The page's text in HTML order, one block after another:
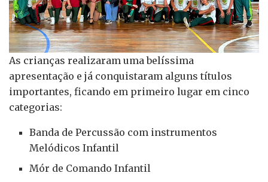
As crianças realizaram uma belíssima
apresentação e já conquistaram alguns títulos
importantes, ficando em primeiro lugar em cinco
categorias:
Banda de Percussão com instrumentos
Melódicos Infantil
Mór de Comando Infantil